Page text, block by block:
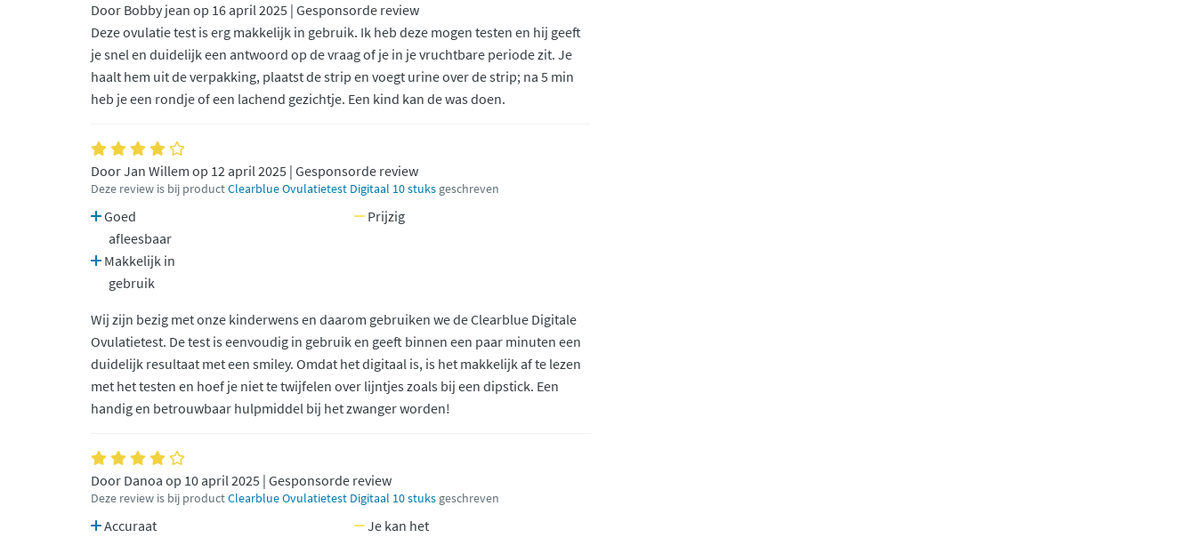
Door Bobby jean op 16 april 2025 | Gesponsorde review
Deze ovulatie test is erg makkelijk in gebruik. Ik heb deze mogen testen en hij geeft
je snel en duidelijk een antwoord op de vraag of je in je vruchtbare periode zit. Je
haalt hem uit de verpakking, plaatst de strip en voegt urine over de strip; na 5 min
heb je een rondje of een lachend gezichtje. Een kind kan de was doen.
Door Jan Willem op 12 april 2025 | Gesponsorde review
Deze review is bij productClearblue Ovulatietest Digitaal 10 stuks geschreven
Goed
afleesbaar
Makkelijk in
gebruik
Prijzig
Wij zijn bezig met onze kinderwens en daarom gebruiken we de Clearblue Digitale
Ovulatietest. De test is eenvoudig in gebruik en geeft binnen een paar minuten een
duidelijk resultaat met een smiley. Omdat het digitaal is, is het makkelijk af te lezen
met het testen en hoef je niet te twijfelen over lijntjes zoals bij een dipstick. Een
handig en betrouwbaar hulpmiddel bij het zwanger worden!
Door Danoa op 10 april 2025 | Gesponsorde review
Deze review is bij productClearblue Ovulatietest Digitaal 10 stuks geschreven
Accuraat
Je kan het